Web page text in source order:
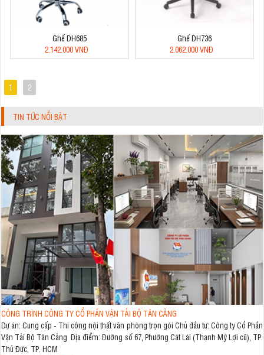
Ghế DH685
2.142.000 VNĐ
Ghế DH736
2.062.000 VNĐ
1 2
TIN TỨC NỔI BẬT
CÔNG TRÌNH CÔNG TY CỔ PHẦN VẬN TẢI BỘ TÂN CẢNG
Dự án: Cung cấp - Thi công nội thất văn phòng trọn gói Chủ đầu tư: Công ty Cổ Phần
Vận Tải Bộ Tân Cảng Địa điểm: Đường số 67, Phường Cát Lái (Thạnh Mỹ Lợi cũ), TP.
Thủ Đức, TP. HCM